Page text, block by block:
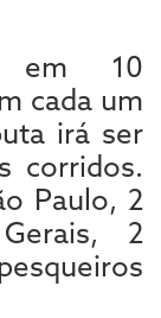
em 10
cada um
irá ser
corridos.
Paulo, 2
2